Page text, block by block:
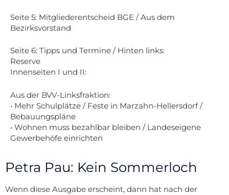
Seite 5: Mitgliederentscheid BGE / Aus dem
Bezirksvorstand
Seite 6: Tipps und Termine / Hinten links:
Reserve
Innenseiten I und II:
Aus der BVV-Linksfraktion:
• Mehr Schulplätze / Feste in Marzahn-Hellersdorf /
Bebauungspläne
• Wohnen muss bezahlbar bleiben / Landeseigene
Gewerbehöfe einrichten
Petra Pau: Kein Sommerloch
Wenn diese Ausgabe erscheint, dann hat nach der